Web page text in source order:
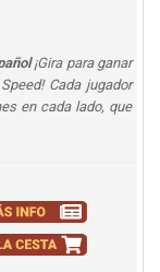
¡Gira para ganar
Cada jugador
en cada lado, que